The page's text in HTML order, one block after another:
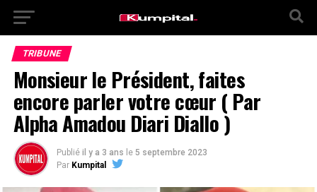
TRIBUNE
Monsieur le Président, faites
encore parler votre cœur ( Par
Alpha Amadou Diari Diallo )
Publié il y a 3 ans le 5 septembre 2023
Par Kumpital